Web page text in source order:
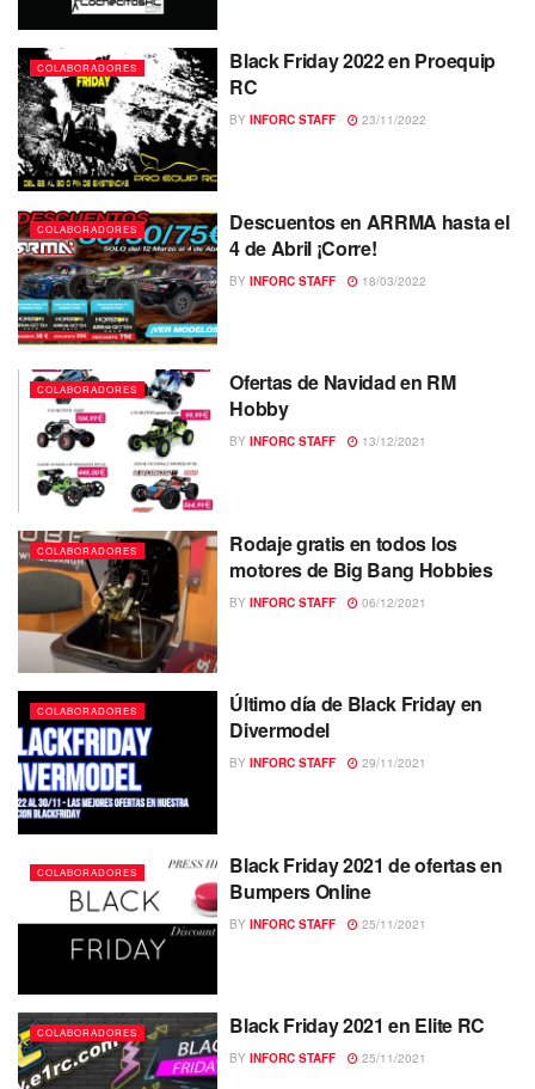
COLABORADORES
Black Friday 2022 en Proequip
RC
BY INFORC STAFF 23/11/2022
COLABORADORES
Descuentos en ARRMA hasta el
4 de Abril ¡Corre!
BY INFORC STAFF 18/03/2022
COLABORADORES
Ofertas de Navidad en RM
Hobby
BY INFORC STAFF 13/12/2021
COLABORADORES
Rodaje gratis en todos los
motores de Big Bang Hobbies
BY INFORC STAFF 06/12/2021
COLABORADORES
Último día de Black Friday en
Divermodel
BY INFORC STAFF 29/11/2021
COLABORADORES
Black Friday 2021 de ofertas en
Bumpers Online
BY INFORC STAFF 25/11/2021
COLABORADORES Black Friday 2021 en Elite RC
BY INFORC STAFF 25/11/2021